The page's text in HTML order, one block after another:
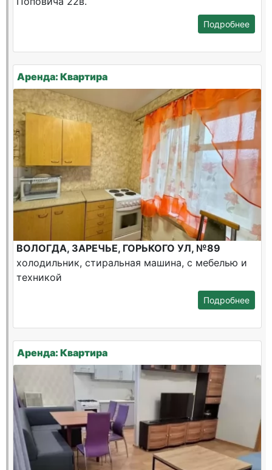
Подробнее
Аренда: Квартира
ВОЛОГДА, ЗАРЕЧЬЕ, ГОРЬКОГО УЛ, №89
холодильник, стиральная машина, с мебелью и
техникой
Подробнее
Аренда: Квартира